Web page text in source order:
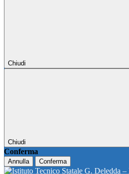
Chiudi
Chiudi
Conferma
Annulla Conferma